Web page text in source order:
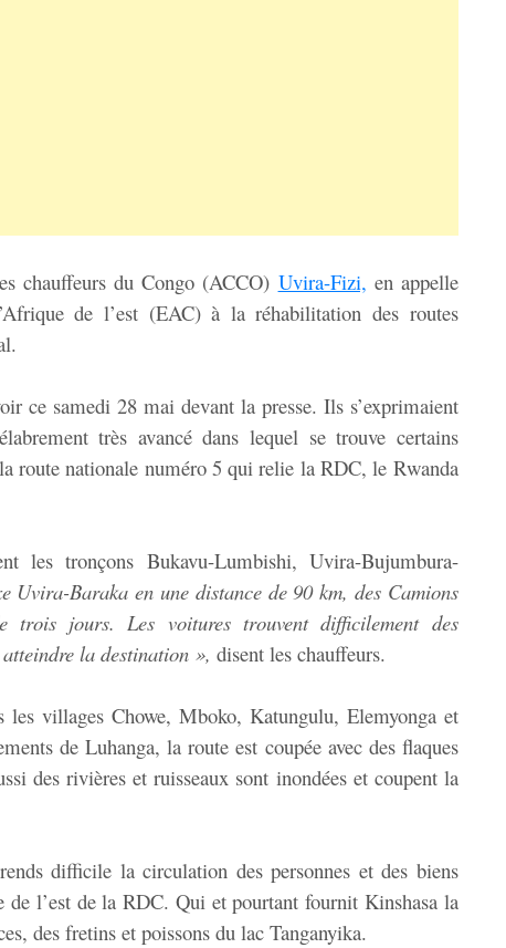
chauffeurs du Congo (ACCO) Uvira-Fizi, en appelle
de l’est (EAC) à la réhabilitation des routes
ce samedi 28 mai devant la presse. Ils s’exprimaient
très avancé dans lequel se trouve certains
route nationale numéro 5 qui relie la RDC, le Rwanda
les tronçons Bukavu-Lumbishi, Uvira-Bujumbura-
Uvira-Baraka en une distance de 90 km, des Camions
trois jours. Les voitures trouvent difficilement des
la destination », disent les chauffeurs.
les villages Chowe, Mboko, Katungulu, Elemyonga et
de Luhanga, la route est coupée avec des flaques
des rivières et ruisseaux sont inondées et coupent la
difficile la circulation des personnes et des biens
de l’est de la RDC. Qui et pourtant fournit Kinshasa la
des fretins et poissons du lac Tanganyika.